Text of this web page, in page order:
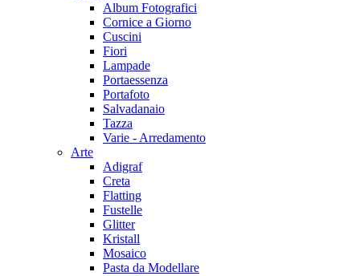
Album Fotografici
Cornice a Giorno
Cuscini
Fiori
Lampade
Portaessenza
Portafoto
Salvadanaio
Tazza
Varie - Arredamento
Arte
Adigraf
Creta
Flatting
Fustelle
Glitter
Kristall
Mosaico
Pasta da Modellare